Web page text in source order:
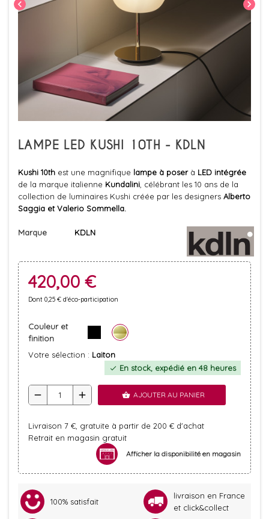
chevron_left chevron_right
LAMPE LED KUSHI 10TH - KDLN
Kushi 10th est une magnifique lampe à poserà LED intégrée
de la marque italienne Kundalini , célébrant les 10 ans de la
collection de luminaires Kushi créée par les designers Alberto
Saggia et Valerio Sommella.
Marque KDLN
420,00 €
Dont 0,25 € d'éco-participation
Couleur et
finition
Votre sélection : Laiton
check En stock, expédié en 48 heures
remove add shopping_basket AJOUTER AU PANIER
Livraison 7 €, gratuite à partir de 200 € d'achat
Retrait en magasin gratuit
Afficher la disponibilité en magasin
100% satisfait
livraison en France
et click&collect